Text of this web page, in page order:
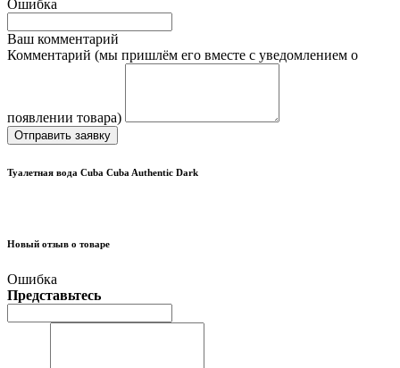
Ошибка
Ваш комментарий
Комментарий (мы пришлём его вместе с уведомлением о
появлении товара)
Отправить заявку
Туалетная вода Cuba Cuba Authentic Dark
Новый отзыв о товаре
Ошибка
Представьтесь